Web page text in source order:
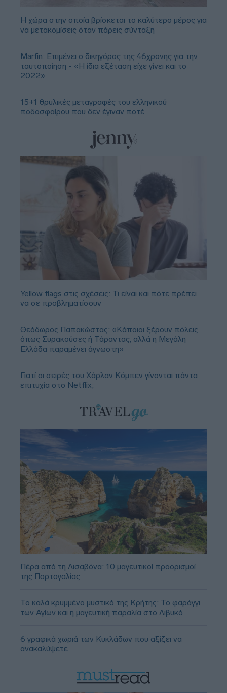
Η χώρα στην οποία βρίσκεται το καλύτερο μέρος για
να μετακομίσεις όταν πάρεις σύνταξη
Marfin: Επιμένει ο δικηγόρος της 46χρονης για την
ταυτοποίηση - «Η ίδια εξέταση είχε γίνει και το
2022»
15+1 θρυλικές μεταγραφές του ελληνικού
ποδοσφαίρου που δεν έγιναν ποτέ
Yellow flags στις σχέσεις: Τι είναι και πότε πρέπει
να σε προβληματίσουν
Θεόδωρος Παπακώστας: «Κάποιοι ξέρουν πόλεις
όπως Συρακούσες ή Τάραντας, αλλά η Μεγάλη
Ελλάδα παραμένει άγνωστη»
Γιατί οι σειρές του Χάρλαν Κόμπεν γίνονται πάντα
επιτυχία στο Netflix;
Πέρα από τη Λισαβόνα: 10 μαγευτικοί προορισμοί
της Πορτογαλίας
Το καλά κρυμμένο μυστικό της Κρήτης: Το φαράγγι
των Αγίων και η μαγευτική παραλία στο Λιβυκό
6 γραφικά χωριά των Κυκλάδων που αξίζει να
ανακαλύψετε